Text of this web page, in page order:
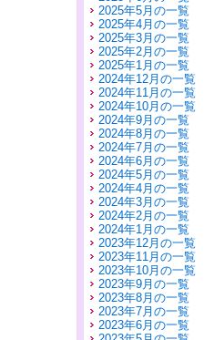
2025年5月の一覧
2025年4月の一覧
2025年3月の一覧
2025年2月の一覧
2025年1月の一覧
2024年12月の一覧
2024年11月の一覧
2024年10月の一覧
2024年9月の一覧
2024年8月の一覧
2024年7月の一覧
2024年6月の一覧
2024年5月の一覧
2024年4月の一覧
2024年3月の一覧
2024年2月の一覧
2024年1月の一覧
2023年12月の一覧
2023年11月の一覧
2023年10月の一覧
2023年9月の一覧
2023年8月の一覧
2023年7月の一覧
2023年6月の一覧